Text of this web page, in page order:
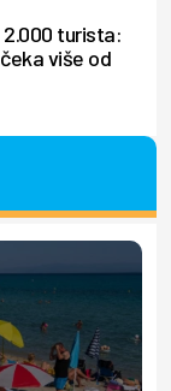
turista:
više od